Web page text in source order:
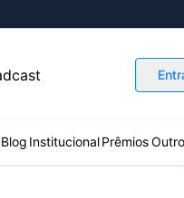
Blog InstitucionalPrêmios